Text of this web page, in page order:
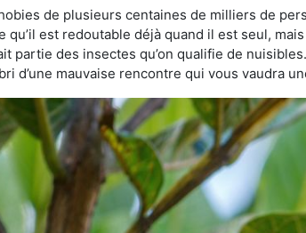
de plusieurs centaines de milliers de
est redoutable déjà quand il est seul,
partie des insectes qu’on qualifie de
d’une mauvaise rencontre qui vous vaudra